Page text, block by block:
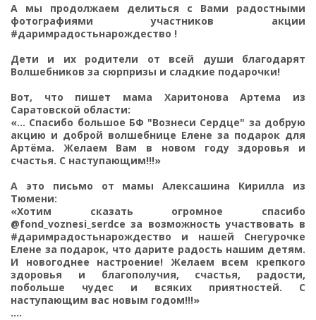
А мы продолжаем делиться с Вами радостными
фотографиями участников акции
#даримрадостьнарождество !
Дети и их родители от всей души благодарят
Волшебников за сюрпризы и сладкие подарочки!
Вот, что пишет мама Харитонова Артема из
Саратовской области:
«... Спасибо большое БФ "Вознеси Сердце" за добрую
акцию и доброй волшебнице Елене за подарок для
Артёма. Желаем Вам в новом году здоровья и
счастья. С наступающим!!!»
А это письмо от мамы Алексашина Кирилла из
Тюмени:
«Хотим сказать огромное спасибо
@fond_voznesi_serdce за возможность участвовать в
#даримрадостьнарождество и нашей Снегурочке
Елене за подарок, что дарите радость нашим детям.
И новогоднее настроение! Желаем всем крепкого
здоровья и благополучия, счастья, радости,
побольше чудес и всяких приятностей. С
наступающим вас новым годом!!!»
....